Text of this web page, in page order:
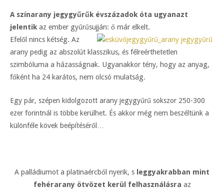
A színarany jegygyűrűk évszázadok óta ugyanazt
jelentik az ember gyűrűsujján: ő már elkelt.
Efelől nincs kétség. Az
arany pedig az abszolút klasszikus, és félreérthetetlen
szimbóluma a házasságnak. Ugyanakkor tény, hogy az anyag,
főként ha 24 karátos, nem olcsó mulatság.
Egy pár, szépen kidolgozott arany jegygyűrű sokszor 250-300
ezer forintnál is többe kerülhet. És akkor még nem beszéltünk a
különféle kövek beépítéséről…
A palládiumot a platinaércből nyerik, s leggyakrabban mint
fehérarany ötvözet kerül felhasználásra az